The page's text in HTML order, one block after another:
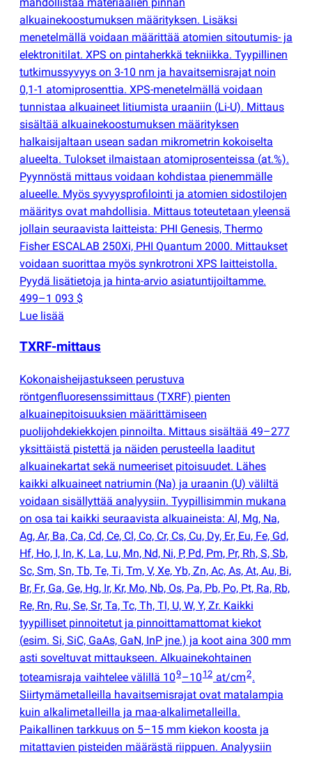
alkuainekoostumuksen määrityksen. Lisäksi
menetelmällä voidaan määrittää atomien sitoutumis- ja
elektronitilat. XPS on pintaherkkä tekniikka. Tyypillinen
tutkimussyvyys on 3-10 nm ja havaitsemisrajat noin
0,1-1 atomiprosenttia. XPS-menetelmällä voidaan
tunnistaa alkuaineet litiumista uraaniin (Li-U). Mittaus
sisältää alkuainekoostumuksen määrityksen
halkaisijaltaan usean sadan mikrometrin kokoiselta
alueelta. Tulokset ilmaistaan atomiprosenteissa (at.%).
Pyynnöstä mittaus voidaan kohdistaa pienemmälle
alueelle. Myös syvyysprofilointi ja atomien sidostilojen
määritys ovat mahdollisia. Mittaus toteutetaan yleensä
jollain seuraavista laitteista: PHI Genesis, Thermo
Fisher ESCALAB 250Xi, PHI Quantum 2000. Mittaukset
voidaan suorittaa myös synkrotroni XPS laitteistolla.
Pyydä lisätietoja ja hinta-arvio asiatuntijoiltamme.
499–1 093 $
Lue lisää
TXRF-mittaus
Kokonaisheijastukseen perustuva
röntgenfluoresenssimittaus (TXRF) pienten
alkuainepitoisuuksien määrittämiseen
puolijohdekiekkojen pinnoilta. Mittaus sisältää 49–277
yksittäistä pistettä ja näiden perusteella laaditut
alkuainekartat sekä numeeriset pitoisuudet. Lähes
kaikki alkuaineet natriumin (Na) ja uraanin (U) väliltä
voidaan sisällyttää analyysiin. Tyypillisimmin mukana
on osa tai kaikki seuraavista alkuaineista: Al, Mg, Na,
Ag, Ar, Ba, Ca, Cd, Ce, Cl, Co, Cr, Cs, Cu, Dy, Er, Eu, Fe, Gd,
Hf, Ho, I, In, K, La, Lu, Mn, Nd, Ni, P, Pd, Pm, Pr, Rh, S, Sb,
Sc, Sm, Sn, Tb, Te, Ti, Tm, V, Xe, Yb, Zn, Ac, As, At, Au, Bi,
Br, Fr, Ga, Ge, Hg, Ir, Kr, Mo, Nb, Os, Pa, Pb, Po, Pt, Ra, Rb,
Re, Rn, Ru, Se, Sr, Ta, Tc, Th, Tl, U, W, Y, Zr. Kaikki
tyypilliset pinnoitetut ja pinnoittamattomat kiekot
(esim. Si, SiC, GaAs, GaN, InP jne.) ja koot aina 300 mm
asti soveltuvat mittaukseen. Alkuainekohtainen
toteamisraja vaihtelee välillä 109–10 12 at/cm2.
Siirtymämetalleilla havaitsemisrajat ovat matalampia
kuin alkalimetalleilla ja maa-alkalimetalleilla.
Paikallinen tarkkuus on 5–15 mm kiekon koosta ja
mitattavien pisteiden määrästä riippuen. Analyysiin